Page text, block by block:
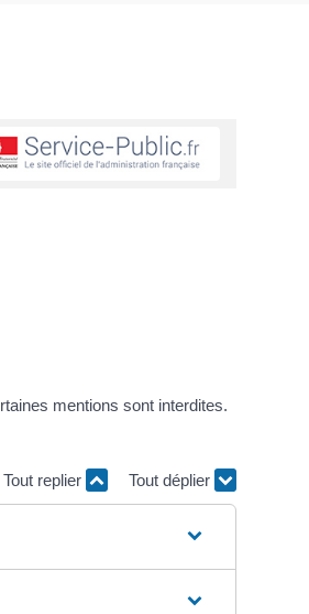
mentions sont interdites.
Tout replier Tout déplier